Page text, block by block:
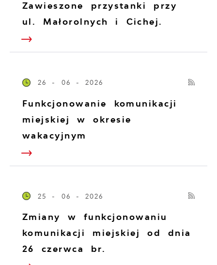
Zawieszone przystanki przy
ul. Małorolnych i Cichej.
26 - 06 - 2026
Funkcjonowanie komunikacji
miejskiej w okresie
wakacyjnym
25 - 06 - 2026
Zmiany w funkcjonowaniu
komunikacji miejskiej od dnia
26 czerwca br.